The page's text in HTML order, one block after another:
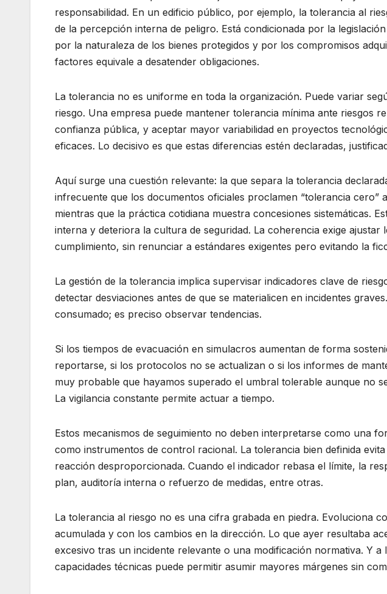
responsabilidad. En un edificio público, por ejemplo, la tolerancia al
de la percepción interna de peligro. Está condicionada por la
por la naturaleza de los bienes protegidos y por los compromisos
factores equivale a desatender obligaciones.
La tolerancia no es uniforme en toda la organización. Puede variar
riesgo. Una empresa puede mantener tolerancia mínima ante riesgos
confianza pública, y aceptar mayor variabilidad en proyectos
eficaces. Lo decisivo es que estas diferencias estén declaradas,
Aquí surge una cuestión relevante: la que separa la tolerancia
infrecuente que los documentos oficiales proclamen “tolerancia cero”
mientras que la práctica cotidiana muestra concesiones sistemáticas.
interna y deteriora la cultura de seguridad. La coherencia exige ajustar
cumplimiento, sin renunciar a estándares exigentes pero evitando la
La gestión de la tolerancia implica supervisar indicadores clave de
detectar desviaciones antes de que se materialicen en incidentes
consumado; es preciso observar tendencias.
Si los tiempos de evacuación en simulacros aumentan de forma
reportarse, si los protocolos no se actualizan o si los informes de
muy probable que hayamos superado el umbral tolerable aunque no
La vigilancia constante permite actuar a tiempo.
Estos mecanismos de seguimiento no deben interpretarse como una
como instrumentos de control racional. La tolerancia bien definida
reacción desproporcionada. Cuando el indicador rebasa el límite, la
plan, auditoría interna o refuerzo de medidas, entre otras.
La tolerancia al riesgo no es una cifra grabada en piedra. Evoluciona
acumulada y con los cambios en la dirección. Lo que ayer resultaba
excesivo tras un incidente relevante o una modificación normativa. Y a
capacidades técnicas puede permitir asumir mayores márgenes sin